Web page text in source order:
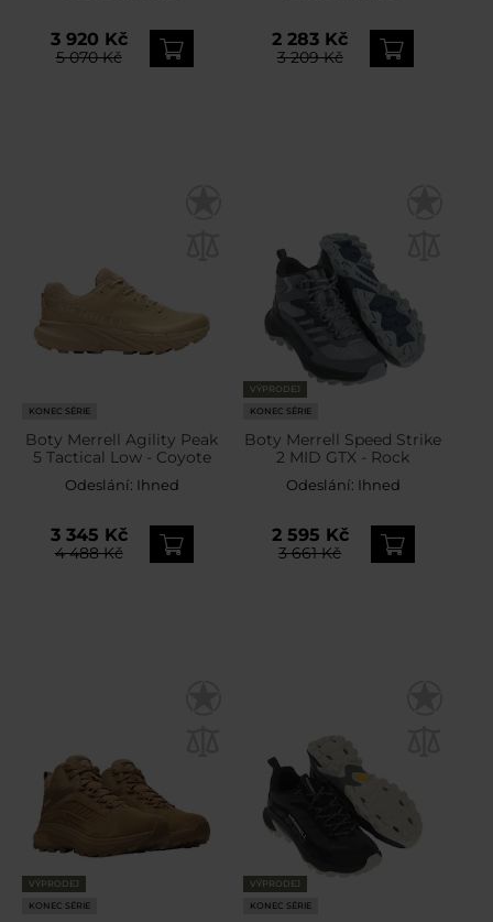
3 920 Kč
5 070 Kč
2 283 Kč
3 209 Kč
KONEC SÉRIE
Boty Merrell Agility Peak
5 Tactical Low - Coyote
Odeslání: Ihned
3 345 Kč
4 488 Kč
VÝPRODEJ
KONEC SÉRIE
Boty Merrell Speed Strike
2 MID GTX - Rock
Odeslání: Ihned
2 595 Kč
3 661 Kč
VÝPRODEJ
KONEC SÉRIE
VÝPRODEJ
KONEC SÉRIE